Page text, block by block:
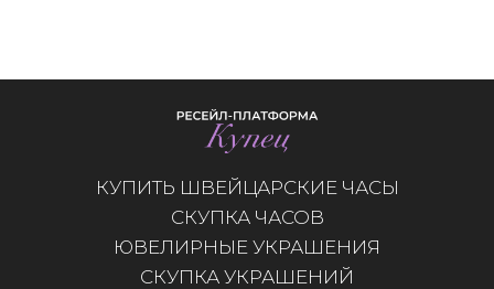
КУПИТЬ ШВЕЙЦАРСКИЕ ЧАСЫ
СКУПКА ЧАСОВ
ЮВЕЛИРНЫЕ УКРАШЕНИЯ
СКУПКА УКРАШЕНИЙ